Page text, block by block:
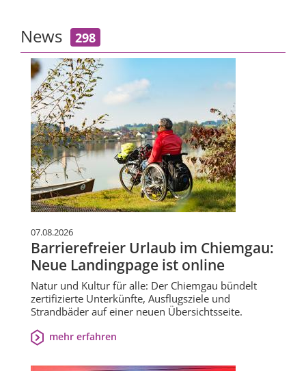
News 298
07.08.2026
Barrierefreier Urlaub im Chiemgau:
Neue Landingpage ist online
Natur und Kultur für alle: Der Chiemgau bündelt
zertifizierte Unterkünfte, Ausflugsziele und
Strandbäder auf einer neuen Übersichtsseite.
mehr erfahren